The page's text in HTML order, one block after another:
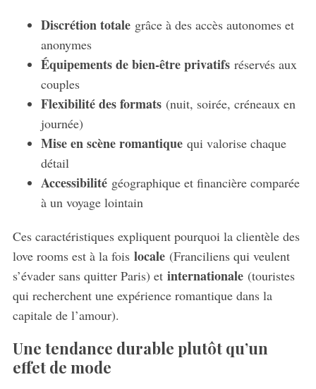
Discrétion totalegrâce à des accès autonomes et
anonymes
Équipements de bien-être privatifsréservés aux
couples
Flexibilité des formats(nuit, soirée, créneaux en
journée)
Mise en scène romantiquequi valorise chaque
détail
Accessibilitégéographique et financière comparée
à un voyage lointain
Ces caractéristiques expliquent pourquoi la clientèle des
love rooms est à la fois locale(Franciliens qui veulent
s’évader sans quitter Paris) et internationale(touristes
qui recherchent une expérience romantique dans la
capitale de l’amour).
Une tendance durable plutôt qu’un
effet de mode